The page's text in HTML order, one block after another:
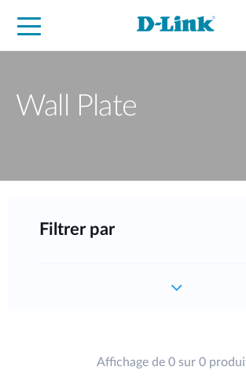
Wall Plate
Filtrer par
Affichage de 0 sur 0